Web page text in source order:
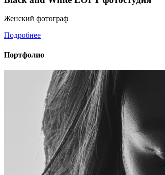
Женский фотограф
Подробнее
Портфолио